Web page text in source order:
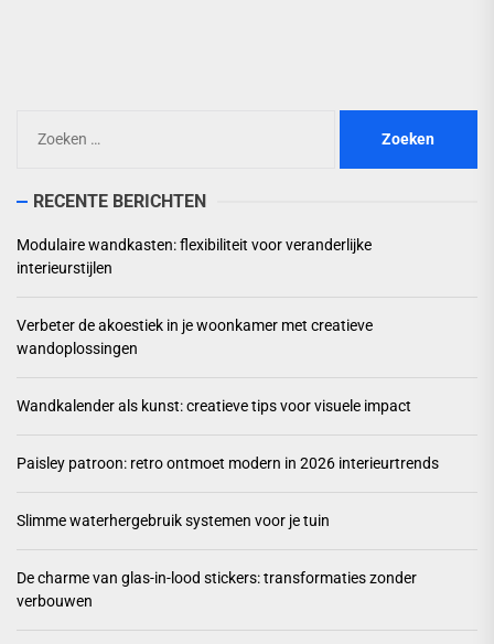
naar:
RECENTE BERICHTEN
Modulaire wandkasten: flexibiliteit voor veranderlijke
interieurstijlen
Verbeter de akoestiek in je woonkamer met creatieve
wandoplossingen
Wandkalender als kunst: creatieve tips voor visuele impact
Paisley patroon: retro ontmoet modern in 2026 interieurtrends
Slimme waterhergebruik systemen voor je tuin
De charme van glas-in-lood stickers: transformaties zonder
verbouwen